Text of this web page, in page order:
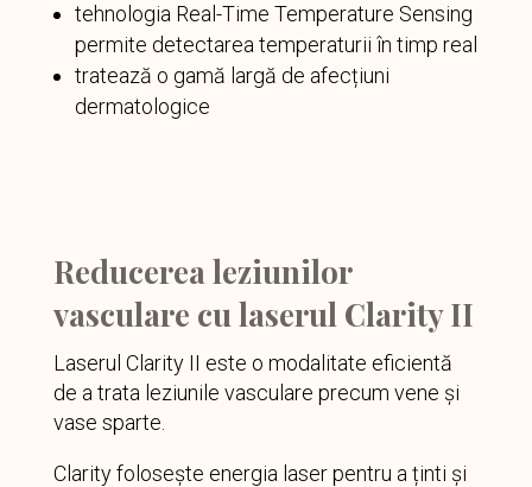
tehnologia Real-Time Temperature Sensing
permite detectarea temperaturii în timp real
tratează o gamă largă de afecțiuni
dermatologice
Reducerea leziunilor
vasculare cu laserul Clarity II
Laserul Clarity II este o modalitate eficientă
de a trata leziunile vasculare precum vene și
vase sparte.
Clarity folosește energia laser pentru a ținti și